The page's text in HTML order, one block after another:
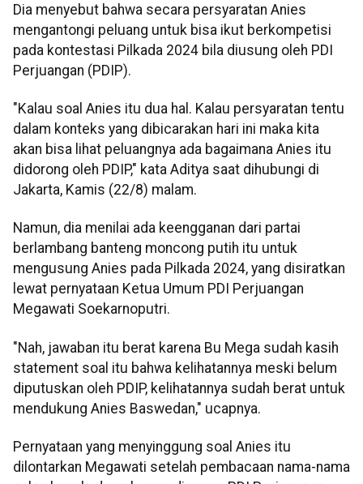
Dia menyebut bahwa secara persyaratan Anies
mengantongi peluang untuk bisa ikut berkompetisi
pada kontestasi Pilkada 2024 bila diusung oleh PDI
Perjuangan (PDIP).
"Kalau soal Anies itu dua hal. Kalau persyaratan tentu
dalam konteks yang dibicarakan hari ini maka kita
akan bisa lihat peluangnya ada bagaimana Anies itu
didorong oleh PDIP," kata Aditya saat dihubungi di
Jakarta, Kamis (22/8) malam.
Namun, dia menilai ada keengganan dari partai
berlambang banteng moncong putih itu untuk
mengusung Anies pada Pilkada 2024, yang disiratkan
lewat pernyataan Ketua Umum PDI Perjuangan
Megawati Soekarnoputri.
"Nah, jawaban itu berat karena Bu Mega sudah kasih
statement soal itu bahwa kelihatannya meski belum
diputuskan oleh PDIP, kelihatannya sudah berat untuk
mendukung Anies Baswedan," ucapnya.
Pernyataan yang menyinggung soal Anies itu
dilontarkan Megawati setelah pembacaan nama-nama